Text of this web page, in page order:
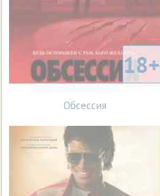
18+
Обсессия